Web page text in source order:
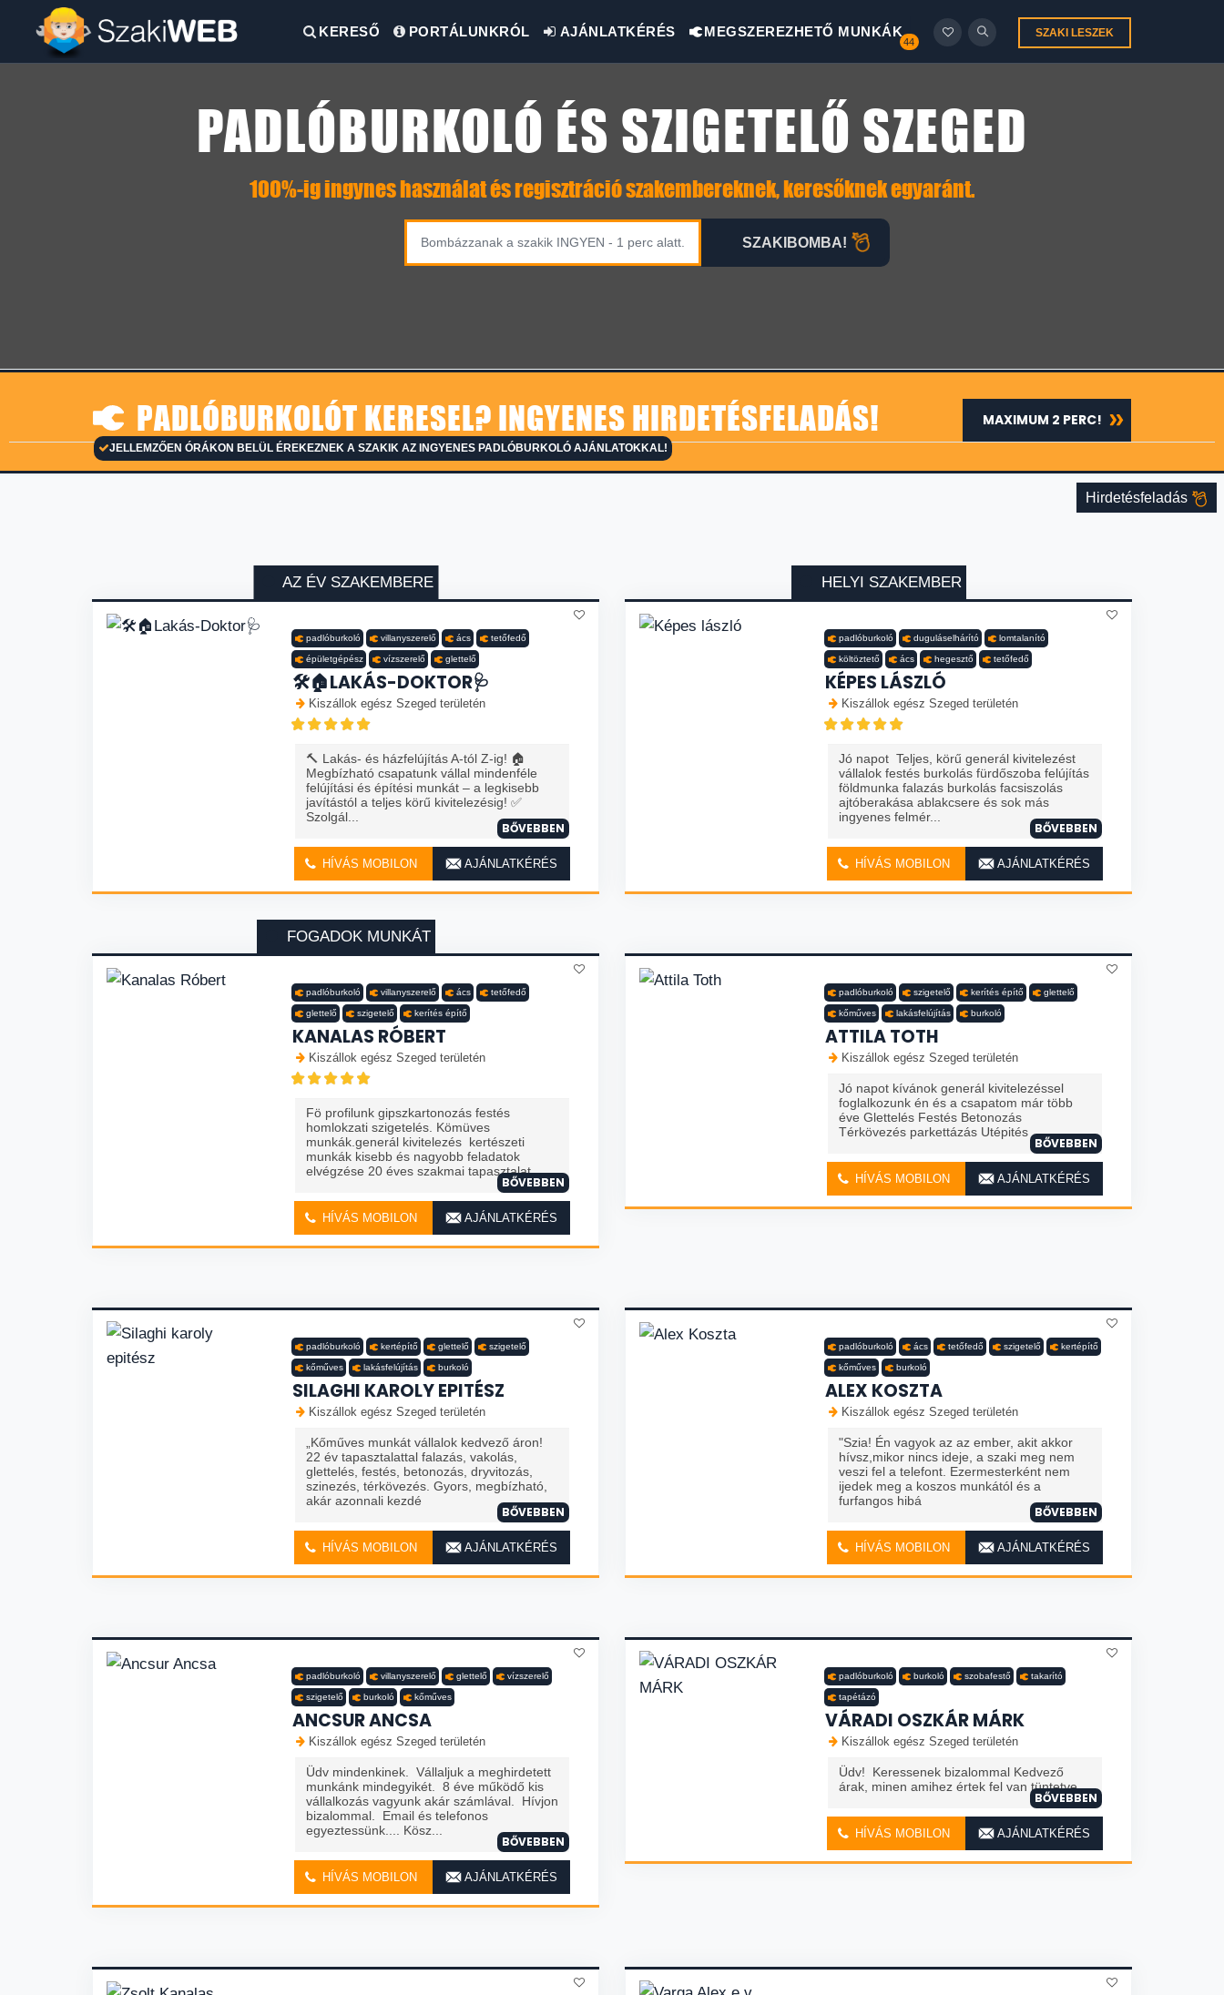
SZAKI LESZEK
KERESŐ PORTÁLUNKRÓL AJÁNLATKÉRÉS MEGSZEREZHETŐ MUNKÁK
44
PADLÓBURKOLÓ ÉS SZIGETELŐ SZEGED
100%-ig ingynes használat és regisztráció szakembereknek, keresőknek egyaránt.
SZAKIBOMBA!
PADLÓBURKOLÓT KERESEL? INGYENES HIRDETÉSFELADÁS!
JELLEMZŐEN ÓRÁKON BELÜL ÉREKEZNEK A SZAKIK AZ INGYENES PADLÓBURKOLÓ AJÁNLATOKKAL!
MAXIMUM 2 PERC!
AZ ÉV SZAKEMBERE
padlóburkoló villanyszerelő ács tetőfedő
épületgépész vízszerelő glettelő
🛠️🏠LAKÁS-DOKTOR🩺
Kiszállok egész Szeged területén
🔨 Lakás- és házfelújítás A-tól Z-ig! 🏠
Megbízható csapatunk vállal mindenféle
felújítási és építési munkát – a legkisebb
javítástól a teljes körű kivitelezésig! ✅
Szolgál...
BŐVEBBEN
HÍVÁS MOBILON AJÁNLATKÉRÉS
HELYI SZAKEMBER
padlóburkoló duguláselhárító lomtalanító
költöztető ács hegesztő tetőfedő
KÉPES LÁSZLÓ
Kiszállok egész Szeged területén
Jó napot Teljes, körű generál kivitelezést
vállalok festés burkolás fürdőszoba felújítás
földmunka falazás burkolás facsiszolás
ajtóberakása ablakcsere és sok más
ingyenes felmér...
BŐVEBBEN
HÍVÁS MOBILON AJÁNLATKÉRÉS
FOGADOK MUNKÁT
padlóburkoló villanyszerelő ács tetőfedő
glettelő szigetelő kerítés építő
KANALAS RÓBERT
Kiszállok egész Szeged területén
Fö profilunk gipszkartonozás festés
homlokzati szigetelés. Kömüves
munkák.generál kivitelezés kertészeti
munkák kisebb és nagyobb feladatok
elvégzése 20 éves szakmai tapasztalat. ...
BŐVEBBEN
HÍVÁS MOBILON AJÁNLATKÉRÉS
padlóburkoló szigetelő kerítés építő glettelő
kőműves lakásfelújítás burkoló
ATTILA TOTH
Kiszállok egész Szeged területén
Jó napot kívánok generál kivitelezéssel
foglalkozunk én és a csapatom már több
éve Glettelés Festés Betonozás
Térkövezés parkettázás Utépités
BŐVEBBEN
HÍVÁS MOBILON AJÁNLATKÉRÉS
padlóburkoló kertépítő glettelő szigetelő
kőműves lakásfelújítás burkoló
SILAGHI KAROLY EPITÉSZ
Kiszállok egész Szeged területén
„Kőműves munkát vállalok kedvező áron!
22 év tapasztalattal falazás, vakolás,
glettelés, festés, betonozás, dryvitozás,
szinezés, térkövezés. Gyors, megbízható,
akár azonnali kezdé
BŐVEBBEN
HÍVÁS MOBILON AJÁNLATKÉRÉS
padlóburkoló ács tetőfedő szigetelő kertépítő
kőműves burkoló
ALEX KOSZTA
Kiszállok egész Szeged területén
"Szia! Én vagyok az az ember, akit akkor
hívsz,mikor nincs ideje, a szaki meg nem
veszi fel a telefont. Ezermesterként nem
ijedek meg a koszos munkától és a
furfangos hibá
BŐVEBBEN
HÍVÁS MOBILON AJÁNLATKÉRÉS
padlóburkoló villanyszerelő glettelő vízszerelő
szigetelő burkoló kőműves
ANCSUR ANCSA
Kiszállok egész Szeged területén
Üdv mindenkinek. Vállaljuk a meghirdetett
munkánk mindegyikét. 8 éve működő kis
vállalkozás vagyunk akár számlával. Hívjon
bizalommal. Email és telefonos
egyeztessünk.... Kösz...
BŐVEBBEN
HÍVÁS MOBILON AJÁNLATKÉRÉS
padlóburkoló burkoló szobafestő takarító
tapétázó
VÁRADI OSZKÁR MÁRK
Kiszállok egész Szeged területén
Üdv! Keressenek bizalommal Kedvező
árak, minen amihez értek fel van tüntetve.
BŐVEBBEN
HÍVÁS MOBILON AJÁNLATKÉRÉS
Hirdetésfeladás